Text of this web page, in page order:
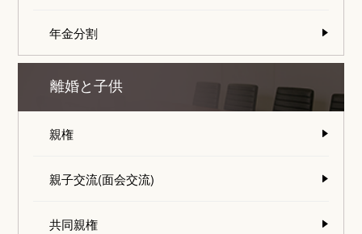
年金分割
離婚と子供
親権
親子交流(面会交流)
共同親権